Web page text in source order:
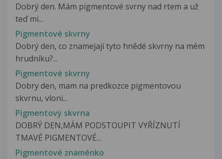
Dobrý den. Mám pigmentové svrny nad rtem a už
teď mi...
Pigmentové skvrny
Dobrý den, co znamejají tyto hnědé skvrny na mém
hrudníku?...
Pigmentové skvrny
Dobry den, mam na predkozce pigmentovou
skvrnu, vloni...
Pigmentový skvrna
DOBRÝ DEN,MÁM PODSTOUPIT VYŘÍZNUTÍ
TMAVÉ PIGMENTOVÉ...
Pigmentové znaménko